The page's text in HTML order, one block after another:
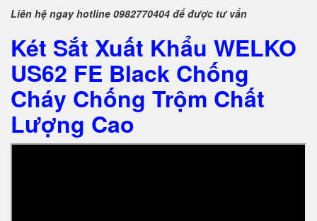
Liên hệ ngay hotline 0982770404 để được tư vấn
Két Sắt Xuất Khẩu WELKO
US62 FE Black Chống
Cháy Chống Trộm Chất
Lượng Cao